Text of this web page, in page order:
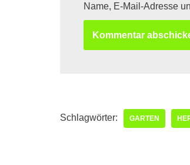
Name, E-Mail-Adresse
Schlagwörter: GARTEN